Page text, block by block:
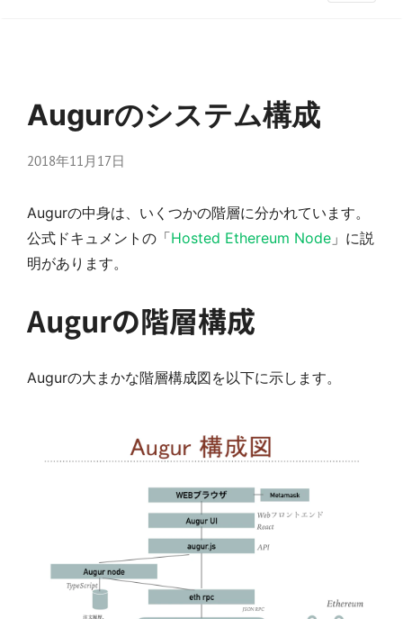
Augurのシステム構成
2018年11月17日
Augurの中身は、いくつかの階層に分かれています。
公式ドキュメントの「Hosted Ethereum Node 」に説
明があります。
Augurの階層構成
Augurの大まかな階層構成図を以下に示します。